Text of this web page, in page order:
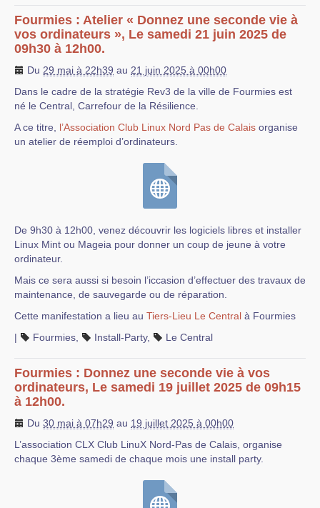
Fourmies : Atelier « Donnez une seconde vie à
vos ordinateurs », Le samedi 21 juin 2025 de
09h30 à 12h00.
Du 29 mai à 22h39 au 21 juin 2025 à 00h00
Dans le cadre de la stratégie Rev3 de la ville de Fourmies est
né le Central, Carrefour de la Résilience.
A ce titre, l’Association Club Linux Nord Pas de Calais organise
un atelier de réemploi d’ordinateurs.
De 9h30 à 12h00, venez découvrir les logiciels libres et installer
Linux Mint ou Mageia pour donner un coup de jeune à votre
ordinateur.
Mais ce sera aussi si besoin l’iccasion d’effectuer des travaux de
maintenance, de sauvegarde ou de réparation.
Cette manifestation a lieu au Tiers-Lieu Le Central à Fourmies
|
Fourmies Install-Party, Le Central
Fourmies : Donnez une seconde vie à vos
ordinateurs, Le samedi 19 juillet 2025 de 09h15
à 12h00.
Du 30 mai à 07h29 au 19 juillet 2025 à 00h00
L’association CLX Club LinuX Nord-Pas de Calais, organise
chaque 3ème samedi de chaque mois une install party.